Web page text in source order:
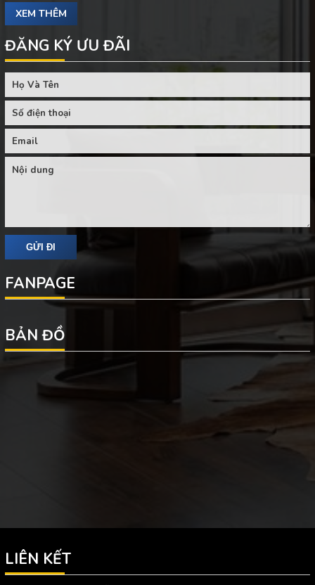
XEM THÊM
ĐĂNG KÝ ƯU ĐÃI
FANPAGE
BẢN ĐỒ
LIÊN KẾT